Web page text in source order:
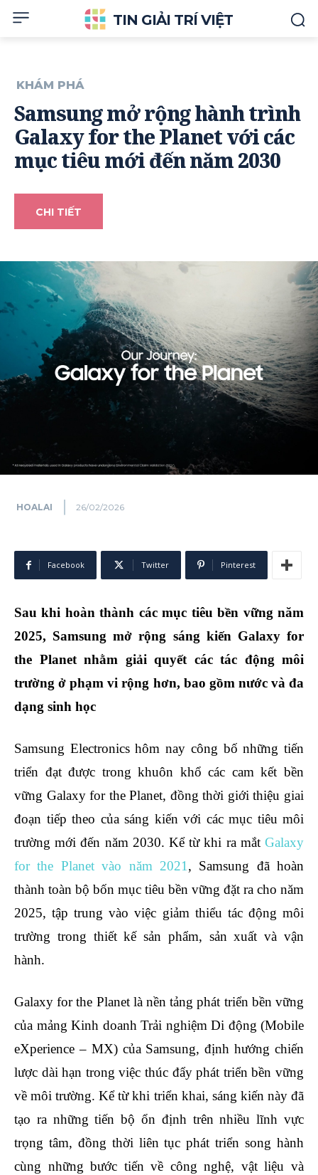
TIN GIẢI TRÍ VIỆT
KHÁM PHÁ
Samsung mở rộng hành trình
Galaxy for the Planet với các
mục tiêu mới đến năm 2030
CHI TIẾT
HOALAI 26/02/2026
Facebook Twitter Pinterest
Sau khi hoàn thành các mục tiêu bền vững năm
2025, Samsung mở rộng sáng kiến Galaxy for
the Planet nhằm giải quyết các tác động môi
trường ở phạm vi rộng hơn, bao gồm nước và đa
dạng sinh học
Samsung Electronics hôm nay công bố những tiến
triển đạt được trong khuôn khổ các cam kết bền
vững Galaxy for the Planet, đồng thời giới thiệu giai
đoạn tiếp theo của sáng kiến với các mục tiêu môi
trường mới đến năm 2030. Kể từ khi ra mắt Galaxy
for the Planet vào năm 2021 , Samsung đã hoàn
thành toàn bộ bốn mục tiêu bền vững đặt ra cho năm
2025, tập trung vào việc giảm thiểu tác động môi
trường trong thiết kế sản phẩm, sản xuất và vận
hành.
Galaxy for the Planet là nền tảng phát triển bền vững
của mảng Kinh doanh Trải nghiệm Di động (Mobile
eXperience – MX) của Samsung, định hướng chiến
lược dài hạn trong việc thúc đẩy phát triển bền vững
về môi trường. Kể từ khi triển khai, sáng kiến này đã
tạo ra những tiến bộ ổn định trên nhiều lĩnh vực
trọng tâm, đồng thời liên tục phát triển song hành
cùng những bước tiến về công nghệ, vật liệu và